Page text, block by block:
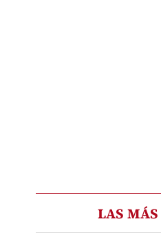
LAS